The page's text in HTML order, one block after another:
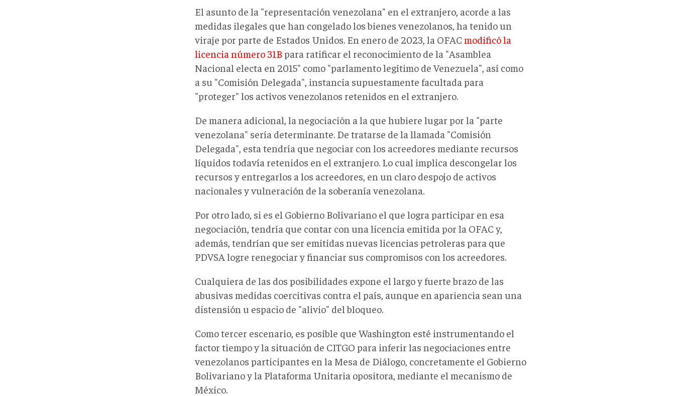
El asunto de la "representación venezolana" en el extranjero, acorde a las
medidas ilegales que han congelado los bienes venezolanos, ha tenido un
viraje por parte de Estados Unidos. En enero de 2023, la OFAC modificó la
licencia número 31B para ratificar el reconocimiento de la "Asamblea
Nacional electa en 2015" como "parlamento legítimo de Venezuela", así como
a su "Comisión Delegada", instancia supuestamente facultada para
"proteger" los activos venezolanos retenidos en el extranjero.
De manera adicional, la negociación a la que hubiere lugar por la "parte
venezolana" sería determinante. De tratarse de la llamada "Comisión
Delegada", esta tendría que negociar con los acreedores mediante recursos
líquidos todavía retenidos en el extranjero. Lo cual implica descongelar los
recursos y entregarlos a los acreedores, en un claro despojo de activos
nacionales y vulneración de la soberanía venezolana.
Por otro lado, si es el Gobierno Bolivariano el que logra participar en esa
negociación, tendría que contar con una licencia emitida por la OFAC y,
además, tendrían que ser emitidas nuevas licencias petroleras para que
PDVSA logre renegociar y financiar sus compromisos con los acreedores.
Cualquiera de las dos posibilidades expone el largo y fuerte brazo de las
abusivas medidas coercitivas contra el país, aunque en apariencia sean una
distensión u espacio de "alivio" del bloqueo.
Como tercer escenario, es posible que Washington esté instrumentando el
factor tiempo y la situación de CITGO para inferir las negociaciones entre
venezolanos participantes en la Mesa de Diálogo, concretamente el Gobierno
Bolivariano y la Plataforma Unitaria opositora, mediante el mecanismo de
México.